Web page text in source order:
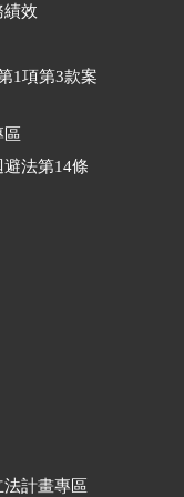
績效
1項第3款案
區
法第14條
計畫專區